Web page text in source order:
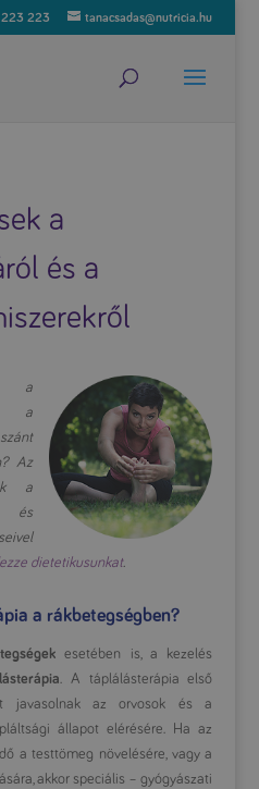
223 tanacsadas@nutricia.hu
a
és a
a
a
Az
a
és
dietetikusunkat.
a rákbetegségben?
esetében is, a kezelés
. A táplálásterápia első
javasolnak az orvosok és a
állapot elérésére. Ha az
a testtömeg növelésére, vagy a
akkor speciális – gyógyászati